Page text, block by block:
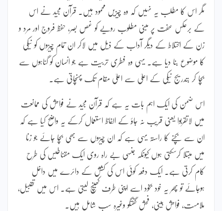
مگر اس کا مطلب یہ نہیں کہ وہ چیزیں محمود ہیں۔ قرآن مجید نے اس
کے برعکس عفت پر مبنی مطلوب رویے کو غص بصر، حفظ فروج اور مرد و
زن کے اختلاط کے دیگر آداب کے ذیل میں لاکر ان تمام چیزوں کو نیکی
کا موضوع بنا دیا ہے۔ یہی وہ فطری تربیت ہے جو انسان کو گناہوں سے
بچا کر بتدریج نیکی کے اعلیٰ سے اعلیٰ مقام تک پہنچاتی ہے۔
اس ضمن کی ایک اہم بات یہ ہے کہ قرآن مجید نے فواحش کی ممانعت
میں لاتقربوا یعنی قریب نہ جاؤ کے الفاظ استعمال کرکے یہ واضح کیا ہے کہ
ان سے بچنے کا راستہ یہی ہے کہ ان چیزوں سے بھی بچا جائے جو زنا
میں مبتلا کرسکتی ہوں کیونکہ جنسی بے راہ روی ایک مقناطیس کی طرح
کام کرتی ہے۔ ایک دفعہ کوئی اس کی کشش کے دائرے میں داخل
ہوجائے تو پھر یہ خود بخود اسے اپنی طرف کھینچ لیتی ہے۔ اس میں تقبیل،
ملامست، فواحش بینی، فحش گفتگو وغیرہ سب شامل ہیں۔